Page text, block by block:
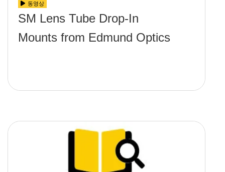
동영상
SM Lens Tube Drop-In
Mounts from Edmund Optics